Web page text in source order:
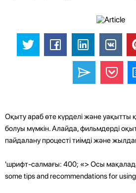
Оқыту араб өте күрделі және уақытты
болуы мүмкін. Алайда, фильмдерді
пайдалану процесті тиімді және
'шрифт-салмағы: 400; «> Осы
some tips and recommendations for